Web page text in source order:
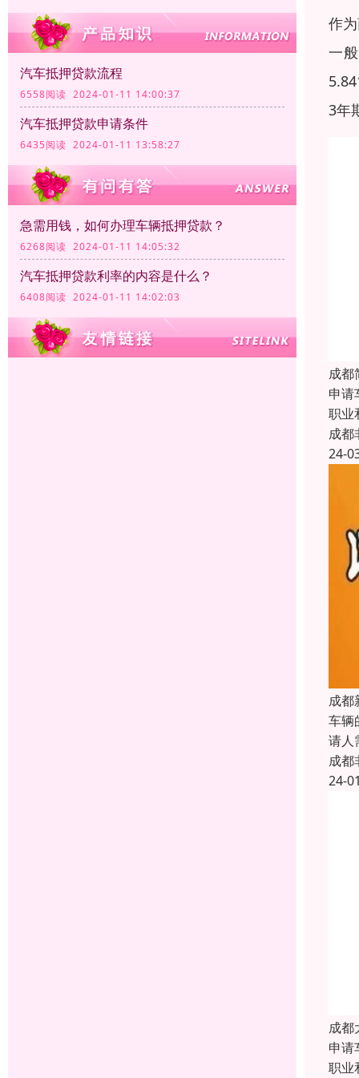
汽车抵押贷款流程
6558阅读 2024-01-11 14:00:37
汽车抵押贷款申请条件
6435阅读 2024-01-11 13:58:27
急需用钱，如何办理车辆抵押贷款？
6268阅读 2024-01-11 14:05:32
汽车抵押贷款利率的内容是什么？
6408阅读 2024-01-11 14:02:03
作
一
3年
成都
申请
职业
成都
24-
成都
车辆
请人
成都
24-
成都
申请
职业